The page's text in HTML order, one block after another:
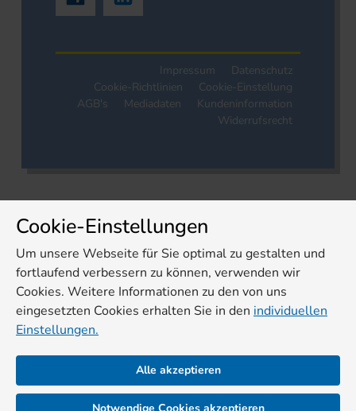
Impressum
Datenschutz
Cookie-Richtlinien
Cookie-Einstellung
AGB's
Mediadaten
Kundeninformation
Widerrufsrecht
Cookie-Einstellungen
Um unsere Webseite für Sie optimal zu gestalten und
fortlaufend verbessern zu können, verwenden wir
Cookies. Weitere Informationen zu den von uns
eingesetzten Cookies erhalten Sie in den individuellen
Einstellungen.
Alle akzeptieren